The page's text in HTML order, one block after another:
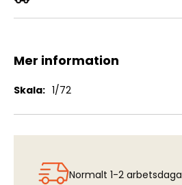
Mer information
Mer
1/72
Normalt 1-2